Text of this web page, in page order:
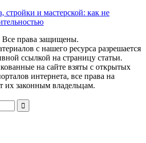
стройки и мастерской: как не
Все права защищены.
с нашего ресурса разрешается
ссылкой на страницу статьи.
на сайте взяты с открытых
интернета, все права на
их законным владельцам.